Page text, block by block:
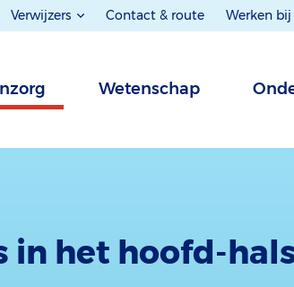
Verwijzers Contact & route Werken bij
Wetenschap
in het hoofd-